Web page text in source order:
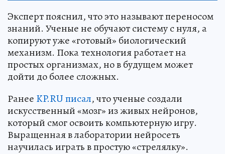
Эксперт пояснил, что это называют переносом
знаний. Ученые не обучают систему с нуля, а
копируют уже «готовый» биологический
механизм. Пока технология работает на
простых организмах, но в будущем может
дойти до более сложных.
Ранее KP.RU писал, что ученые создали
искусственный «мозг» из живых нейронов,
который смог освоить компьютерную игру.
Выращенная в лаборатории нейросеть
научилась играть в простую «стрелялку».